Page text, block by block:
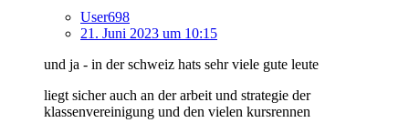
User698
21. Juni 2023 um 10:15
und ja - in der schweiz hats sehr viele gute leute
liegt sicher auch an der arbeit und strategie der
klassenvereinigung und den vielen kursrennen